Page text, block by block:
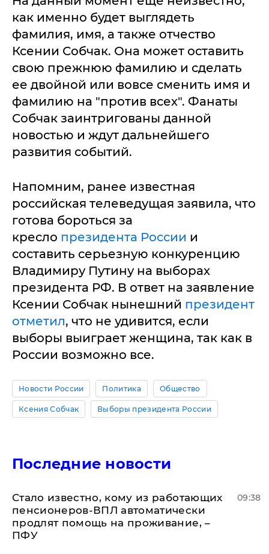
как именно будет выглядеть
фамилия, имя, а также отчество
Ксении Собчак. Она может оставить
свою прежнюю фамилию и сделать
ее двойной или вовсе сменить имя и
фамилию на "против всех". Фанаты
Собчак заинтригованы данной
новостью и ждут дальнейшего
развития событий.
Напомним, ранее известная
российская телеведущая заявила, что
готова бороться за
кресло президента России и
составить серьезную конкуренцию
Владимиру Путину на выборах
президента РФ. В ответ на заявление
Ксении Собчак нынешний президент
отметил, что не удивится, если
выборы выиграет женщина, так как в
России возможно все.
Новости России Политика Общество
Ксения Собчак Выборы президента России
Последние новости
Стало известно, кому из работающих
пенсионеров-ВПЛ автоматически
продлят помощь на проживание, –
ПФУ
09:38